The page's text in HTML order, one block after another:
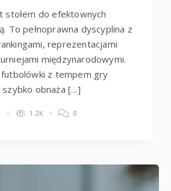
stołem do efektownych
To pełnoprawna dyscyplina z
reprezentacjami
międzynarodowymi.
z tempem gry
obnaża […]
1.2K 0